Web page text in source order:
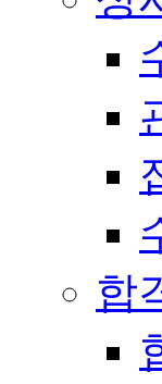
합